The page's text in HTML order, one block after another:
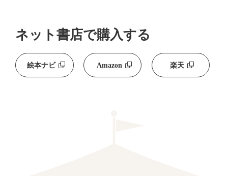
ネット書店で購入する
絵本ナビ Amazon 楽天